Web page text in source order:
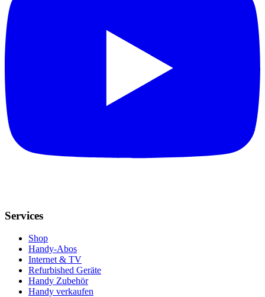
Services
Shop
Handy-Abos
Internet & TV
Refurbished Geräte
Handy Zubehör
Handy verkaufen